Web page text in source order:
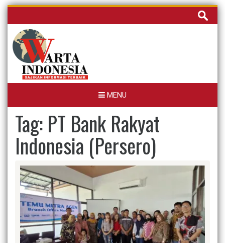
Skip
content
Cari
untuk:
MENU
Tag: PT Bank Rakyat
Indonesia (Persero)